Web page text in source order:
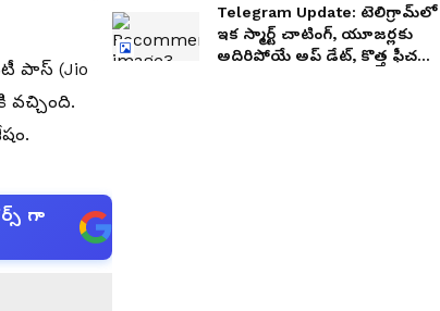
పాస్ (Jio
వచ్చింది.
గా
Telegram Update: టెలిగ్రామ్‍లో
ఇక స్మార్ట్ చాటింగ్, యూజర్లకు
అదిరిపోయే అప్ డేట్, కొత్త ఫీచర్లు